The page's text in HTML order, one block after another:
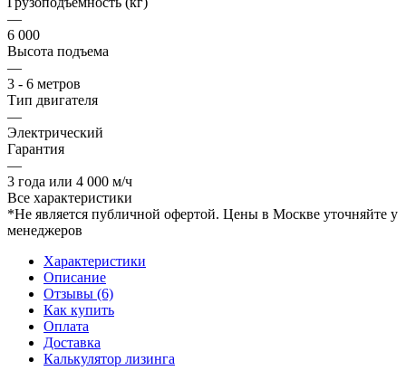
—
6 000
Высота подъема
—
3 - 6 метров
Тип двигателя
—
Электрический
Гарантия
—
3 года или 4 000 м/ч
Все характеристики
*Не является публичной офертой. Цены в Москве уточняйте у
менеджеров
Характеристики
Описание
Отзывы (6)
Как купить
Оплата
Доставка
Калькулятор лизинга